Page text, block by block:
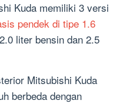
Kuda memiliki 3 versi
pendek di tipe 1.6
liter bensin dan 2.5
Mitsubishi Kuda
berbeda dengan